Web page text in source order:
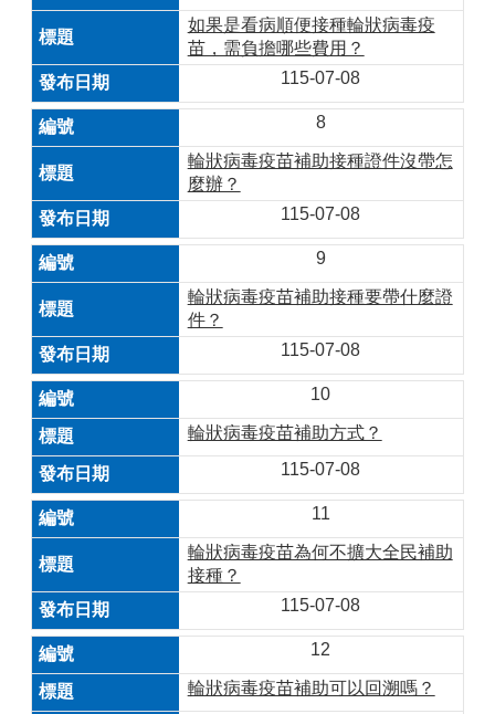
如果是看病順便接種輪狀病毒疫
苗，需負擔哪些費用？
115-07-08
8
輪狀病毒疫苗補助接種證件沒帶怎
麼辦？
115-07-08
9
輪狀病毒疫苗補助接種要帶什麼證
件？
115-07-08
10
輪狀病毒疫苗補助方式？
115-07-08
11
輪狀病毒疫苗為何不擴大全民補助
接種？
115-07-08
12
輪狀病毒疫苗補助可以回溯嗎？